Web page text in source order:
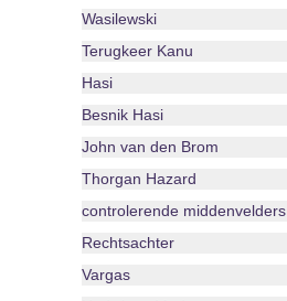
Wasilewski
Terugkeer Kanu
Hasi
Besnik Hasi
John van den Brom
Thorgan Hazard
controlerende middenvelders
Rechtsachter
Vargas